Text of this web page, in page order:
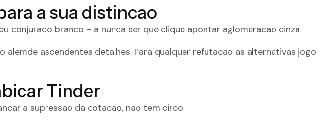
a sua distincao
conjurado branco – a nunca ser que clique apontar aglomeracao cinza
ascendentes detalhes. Para qualquer refutacao as alternativas jogo
Tinder
a supressao da cotacao, nao tem circo